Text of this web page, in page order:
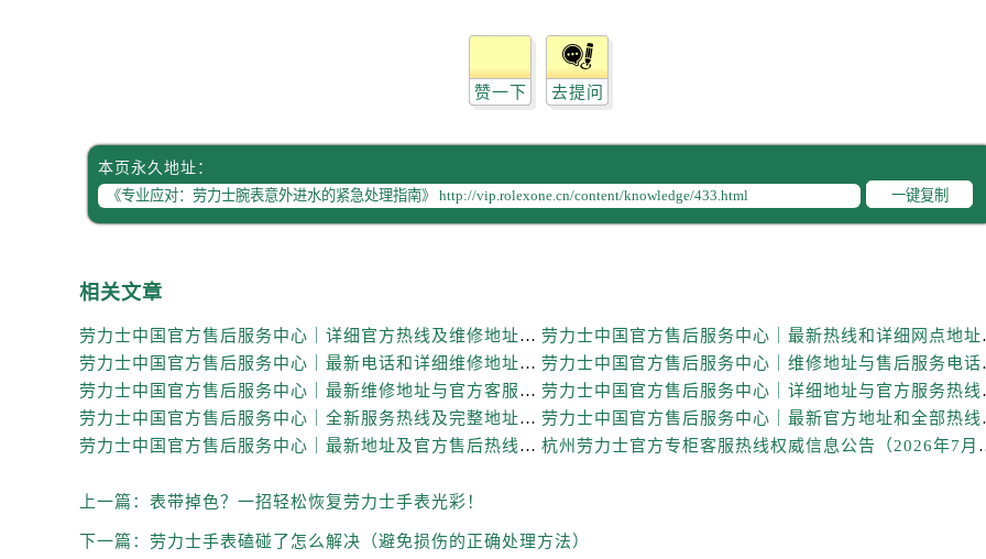
辽宁省朝阳市双塔区新华路劳力士售后服务中心（需提前预约）
辽宁省丹东市振兴区七经街劳力士售后服务中心（需提前预约）
辽宁省抚顺市新抚区东一路劳力士售后服务中心（需提前预约）
辽宁省阜新市海州区解放大街劳力士售后服务中心（需提前预约）
辽宁省锦州市古塔区中央大街劳力士售后服务中心（需提前预约）
辽宁省营口市站前区市府路与渤海大街交叉口劳力士售后服务中心（需提前预约）
辽宁省沈阳市沈河区中街路137号亨得利名表维修授权店1楼劳力士售后服务中心（需提前预约）
辽宁省沈阳市沈河区中街路83号亨得利名表维修授权店1楼劳力士售后服务中心（需提前预约）
北京市朝阳区建国门外大街甲6号华熙国际中心D座11层1102室劳力士售后服务中心（需提前预约）
北京市东城区东长安街1号王府井东方广场W3座6层602室劳力士售后服务中心（需提前预约）
内蒙古自治区阿拉善盟市左旗土尔扈特大街劳力士售后服务中心（需提前预约）
内蒙古自治区巴彦淖尔市临河区新华街劳力士售后服务中心（需提前预约）
赞一下 去提问
本页永久地址：
一键复制
相关文章
劳力士中国官方售后服务中心｜详细官方热线及维修地址权威信息通知（2026年7月最新）
劳力士中国官
劳力士中国官方售后服务中心｜最新电话和详细维修地址权威信息通告（2026年7月最新）
劳力士中国官
劳力士中国官方售后服务中心｜最新维修地址与官方客服电话权威信息通知（2026年7月最新）
劳力士中国官
劳力士中国官方售后服务中心｜全新服务热线及完整地址权威信息声明（2026年7月最新）
劳力士中国官
劳力士中国官方售后服务中心｜最新地址及官方售后热线权威信息声明（2026年7月最新）
杭州劳力士官方
上一篇： 表带掉色？一招轻松恢复劳力士手表光彩！
下一篇： 劳力士手表磕碰了怎么解决（避免损伤的正确处理方法）